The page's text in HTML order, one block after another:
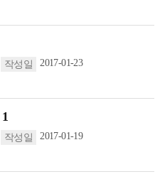
2017-01-23
1
2017-01-19